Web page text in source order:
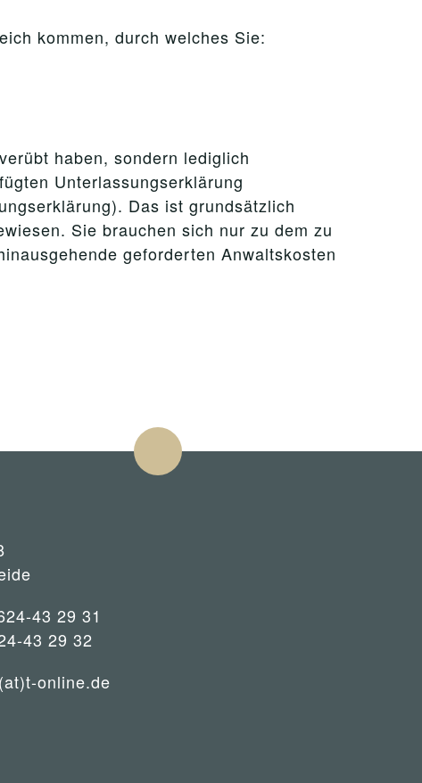
kommen, durch welches Sie:
haben, sondern lediglich
Unterlassungserklärung
Das ist grundsätzlich
Sie brauchen sich nur zu dem zu
geforderten Anwaltskosten
43 29 31
43 29 32
online.de